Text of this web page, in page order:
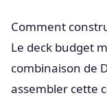
Comment
Le deck budget
combinaison de
assembler cette